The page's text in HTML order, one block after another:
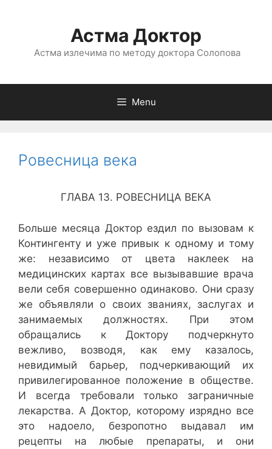
Астма Доктор
Астма излечима по методу доктора Солопова
Menu
Ровесница века
ГЛАВА 13. РОВЕСНИЦА ВЕКА
Больше месяца Доктор ездил по вызовам к
Контингенту и уже привык к одному и тому
же: независимо от цвета наклеек на
медицинских картах все вызывавшие врача
вели себя совершенно одинаково. Они сразу
же объявляли о своих званиях, заслугах и
занимаемых должностях. При этом
обращались к Доктору подчеркнуто
вежливо, возводя, как ему казалось,
невидимый барьер, подчеркивающий их
привилегированное положение в обществе.
И всегда требовали только заграничные
лекарства. А Доктор, которому изрядно все
это надоело, безропотно выдавал им
рецепты на любые препараты, и они